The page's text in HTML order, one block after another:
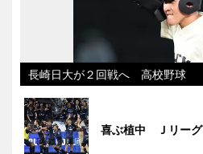
長崎日大が２回戦へ 高校野球
喜ぶ植中 Ｊリーグ